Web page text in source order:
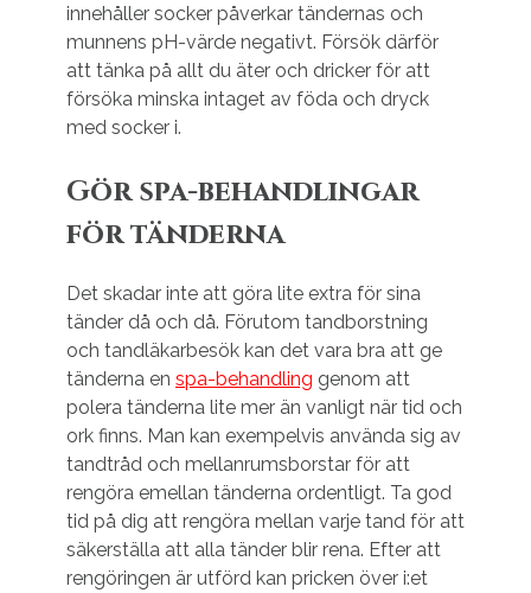
innehåller socker påverkar tändernas och
munnens pH-värde negativt. Försök därför
att tänka på allt du äter och dricker för att
försöka minska intaget av föda och dryck
med socker i.
Gör spa-behandlingar
för tänderna
Det skadar inte att göra lite extra för sina
tänder då och då. Förutom tandborstning
och tandläkarbesök kan det vara bra att ge
tänderna en spa-behandling genom att
polera tänderna lite mer än vanligt när tid och
ork finns. Man kan exempelvis använda sig av
tandtråd och mellanrumsborstar för att
rengöra emellan tänderna ordentligt. Ta god
tid på dig att rengöra mellan varje tand för att
säkerställa att alla tänder blir rena. Efter att
rengöringen är utförd kan pricken över i:et